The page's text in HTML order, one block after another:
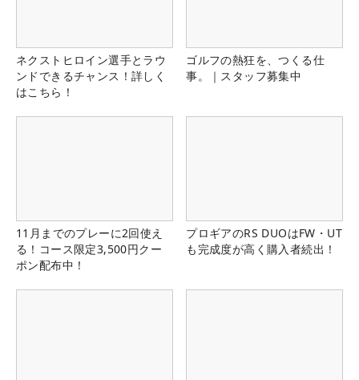
ネクストヒロイン選手とラウ
ンドできるチャンス！詳しく
はこちら！
ゴルフの熱狂を、つくる仕
事。｜スタッフ募集中
11月までのプレーに2回使え
る！コース限定3,500円クー
ポン配布中！
プロギアのRS DUOはFW・UT
も完成度が高く購入者続出！